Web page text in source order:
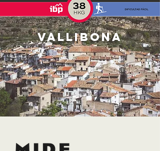
VALLIBONA